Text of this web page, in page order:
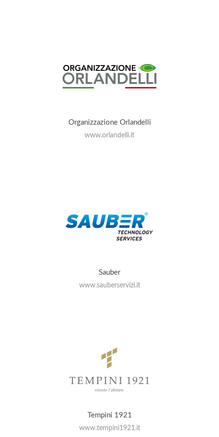
Organizzazione Orlandelli
www.orlandelli.it
Sauber
www.sauberservizi.it
Tempini 1921
www.tempini1921.it